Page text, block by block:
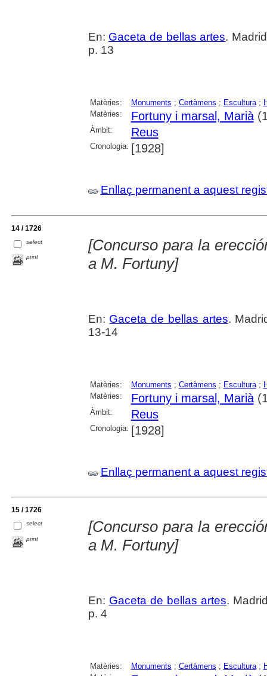
En: Gaceta de bellas artes.
p. 13
Matèries: Monuments ; Certàmens ; Escultura;
Matèries:
Fortuny i marsal, Marià
Àmbit: Reus
Cronologia: [1928]
Enllaç permanent a aquest
14 / 1726
select
print
[Concurso para la
a M. Fortuny]
En: Gaceta de bellas artes.
13-14
Matèries: Monuments ; Certàmens ; Escultura;
Matèries:
Fortuny i marsal, Marià
Àmbit: Reus
Cronologia: [1928]
Enllaç permanent a aquest
15 / 1726
select
print
[Concurso para la
a M. Fortuny]
En: Gaceta de bellas artes.
p. 4
Matèries: Monuments ; Certàmens ; Escultura;